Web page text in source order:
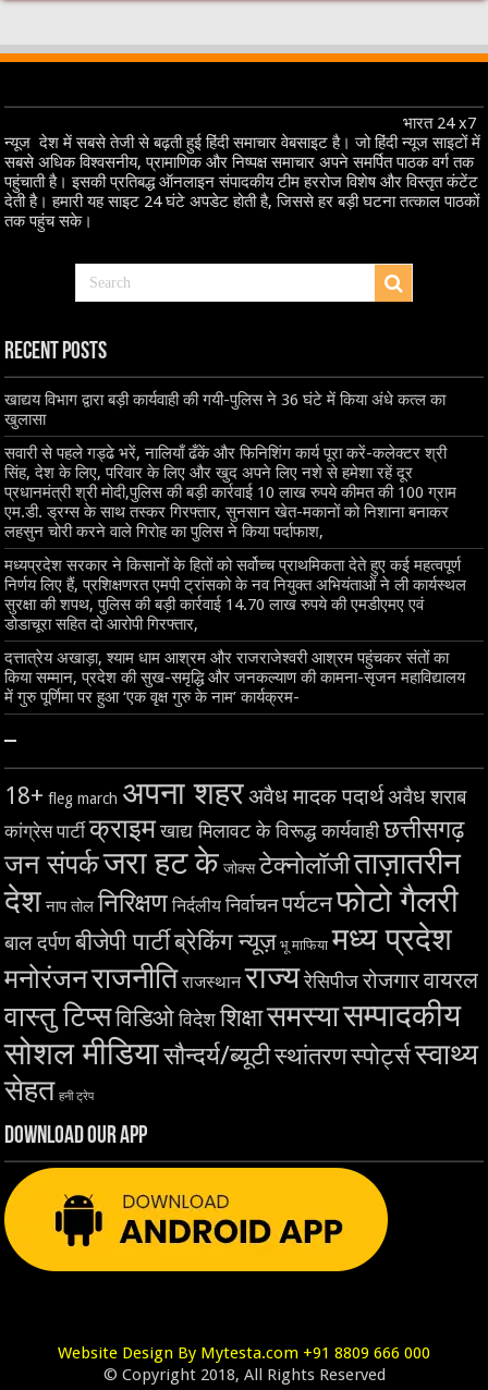
भारत 24 x7
न्यूज देश में सबसे तेजी से बढ़ती हुई हिंदी समाचार वेबसाइट है। जो हिंदी न्यूज साइटों में
सबसे अधिक विश्वसनीय, प्रामाणिक और निष्पक्ष समाचार अपने समर्पित पाठक वर्ग तक
पहुंचाती है। इसकी प्रतिबद्ध ऑनलाइन संपादकीय टीम हररोज विशेष और विस्तृत कंटेंट
देती है। हमारी यह साइट 24 घंटे अपडेट होती है, जिससे हर बड़ी घटना तत्काल पाठकों
तक पहुंच सके।
Recent Posts
खाद्यय विभाग द्वारा बड़ी कार्यवाही की गयी-पुलिस ने 36 घंटे में किया अंधे कत्ल का
खुलासा
सवारी से पहले गड्ढे भरें, नालियाँ ढँकें और फिनिशिंग कार्य पूरा करें-कलेक्टर श्री
सिंह, देश के लिए, परिवार के लिए और खुद अपने लिए नशे से हमेशा रहें दूर
प्रधानमंत्री श्री मोदी,पुलिस की बड़ी कार्रवाई 10 लाख रुपये कीमत की 100 ग्राम
एम.डी. ड्रग्स के साथ तस्कर गिरफ्तार, सुनसान खेत-मकानों को निशाना बनाकर
लहसुन चोरी करने वाले गिरोह का पुलिस ने किया पर्दाफाश,
मध्यप्रदेश सरकार ने किसानों के हितों को सर्वोच्च प्राथमिकता देते हुए कई महत्वपूर्ण
निर्णय लिए हैं, प्रशिक्षणरत एमपी ट्रांसको के नव नियुक्त अभियंताओं ने ली कार्यस्थल
सुरक्षा की शपथ, पुलिस की बड़ी कार्रवाई 14.70 लाख रुपये की एमडीएमए एवं
डोडाचूरा सहित दो आरोपी गिरफ्तार,
दत्तात्रेय अखाड़ा, श्याम धाम आश्रम और राजराजेश्वरी आश्रम पहुंचकर संतों का
किया सम्मान, प्रदेश की सुख-समृद्धि और जनकल्याण की कामना-सृजन महाविद्यालय
में गुरु पूर्णिमा पर हुआ ‘एक वृक्ष गुरु के नाम’ कार्यक्रम-
–
18+ fleg march अपना शहरअवैध मादक पदार्थअवैध शराब
कांग्रेस पार्टी क्राइमखाद्य मिलावट के विरूद्ध कार्यवाहीछत्तीसगढ़
जन संपर्कजरा हट के जोक्स टेक्नोलॉजीताज़ातरीन
देश नाप तोल निरिक्षण निर्दलीय निर्वाचनपर्यटनफोटो गैलरी
बाल दर्पणबीजेपी पार्टीब्रेकिंग न्यूज़ भू माफिया मध्य प्रदेश
मनोरंजनराजनीति राजस्थान राज्यरेसिपीज रोजगारवायरल
वास्तु टिप्सविडिओ विदेश शिक्षासमस्यासम्पादकीय
सोशल मीडियासौन्दर्य/ब्यूटीस्थांतरणस्पोर्ट्सस्वाथ्य
सेहत हनी ट्रेप
Download Our App
Website Design By Mytesta.com +91 8809 666 000
© Copyright 2018, All Rights Reserved